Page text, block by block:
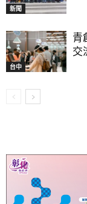
新聞
台中
青
交